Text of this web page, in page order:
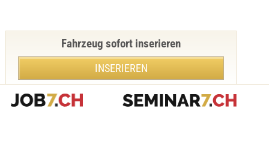
Fahrzeug sofort inserieren
INSERIEREN